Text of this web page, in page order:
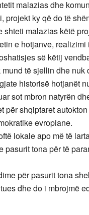
malazias dhe
projekt ky që do të
malazias këtë
e hotjanve,
së këtij
të sjellin dhe nuk
historisë hotjanët
sot mbron natyrën
për shqiptaret
evropiane.
lokale apo më të
pasurit tona për të
për pasurit tona
dhe do i mbrojmë